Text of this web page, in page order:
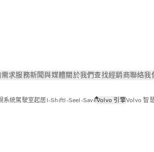
求服務新聞與媒體關於我們查找經銷商聯絡我
系統駕駛室起居I-ShiftI-SeeI-SaveVolvo 引擎Volvo 智